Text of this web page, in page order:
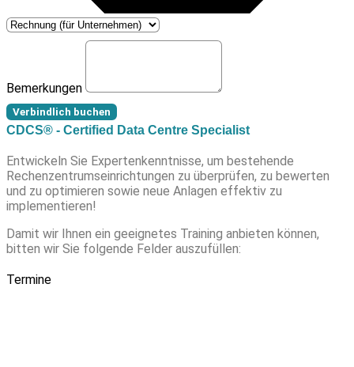
Bemerkungen
Verbindlich buchen
CDCS® - Certified Data Centre Specialist
Entwickeln Sie Expertenkenntnisse, um bestehende
Rechenzentrumseinrichtungen zu überprüfen, zu bewerten
und zu optimieren sowie neue Anlagen effektiv zu
implementieren!
Damit wir Ihnen ein geeignetes Training anbieten können,
bitten wir Sie folgende Felder auszufüllen:
Termine